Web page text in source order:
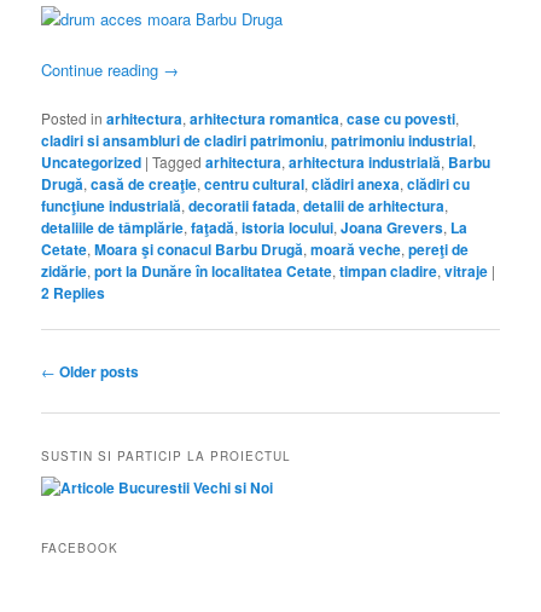
Continue reading →
Posted in arhitectura,arhitectura romantica,case cu povesti,
cladiri si ansambluri de cladiri patrimoniu,patrimoniu industrial,
Uncategorized |Tagged arhitectura,arhitectura industrială, Barbu
Drugă,casă de creaţie,centru cultural,clădiri anexa,clădiri cu
funcţiune industrială,decoratii fatada,detalii de arhitectura,
detaliile de tâmplărie,faţadă,istoria locului,Joana Grevers, La
Cetate,Moara şi conacul Barbu Drugă,moară veche,pereţi de
zidărie,port la Dunăre în localitatea Cetate,timpan cladire,vitraje |
2 Replies
Post
← Older posts
SUSTIN SI PARTICIP LA PROIECTUL
FACEBOOK